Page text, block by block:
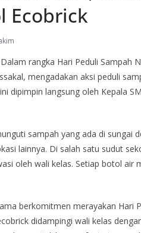
Ecobrick
rangka Hari Peduli Sampah
mengadakan aksi peduli
dipimpin langsung oleh Kepala
sampah yang ada di sungai
lainnya. Di salah satu sudut
oleh wali kelas. Setiap botol air
berkomitmen merayakan Hari
didampingi wali kelas